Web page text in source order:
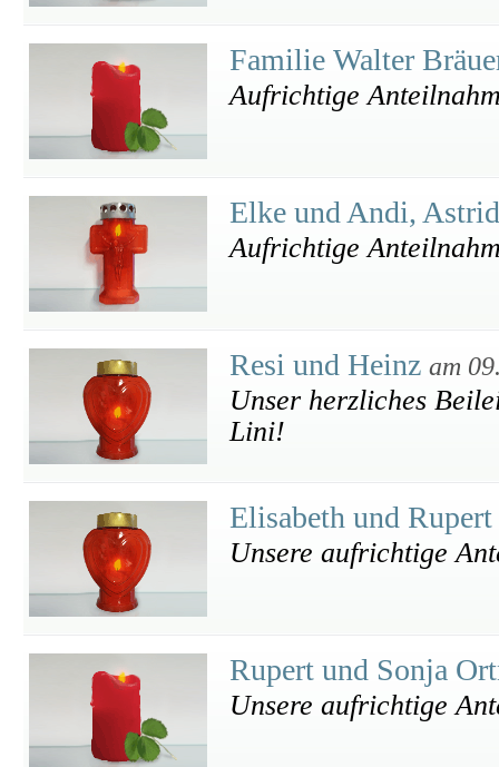
Familie Walter
Aufrichtige
Elke und Andi,
Aufrichtige
Resi und Heinz am
Unser herzliches
Lini!
Elisabeth und
Unsere aufrichtige
Rupert und Sonja
Unsere aufrichtige